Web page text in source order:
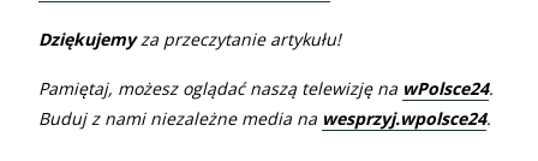
Dziękujemyza przeczytanie artykułu!
Pamiętaj, możesz oglądać naszą telewizję na wPolsce24.
Buduj z nami niezależne media na wesprzyj.wpolsce24.